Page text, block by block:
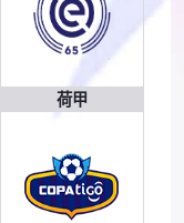
荷甲